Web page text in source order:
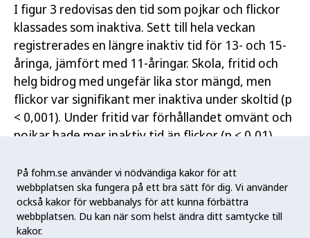
I figur 3 redovisas den tid som pojkar och flickor
klassades som inaktiva. Sett till hela veckan
registrerades en längre inaktiv tid för 13- och 15-
åringa, jämfört med 11-åringar. Skola, fritid och
helg bidrog med ungefär lika stor mängd, men
flickor var signifikant mer inaktiva under skoltid (p
< 0,001). Under fritid var förhållandet omvänt och
pojkar hade mer inaktiv tid än flickor (p < 0,01).
genomsnitt och uppdelat på skola, fritid och helg.
På fohm.se använder vi nödvändiga kakor för att
webbplatsen ska fungera på ett bra sätt för dig. Vi använder
också kakor för webbanalys för att kunna förbättra
webbplatsen. Du kan när som helst ändra ditt samtycke till
kakor.